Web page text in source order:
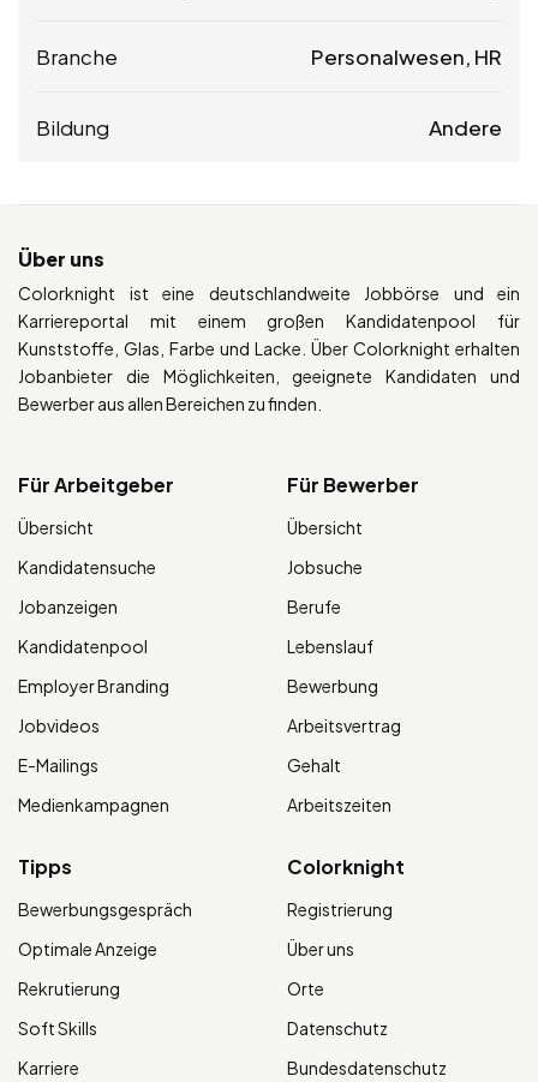
Branche Personalwesen, HR
Bildung Andere
Über uns
Colorknight ist eine deutschlandweite Jobbörse und ein
Karriereportal mit einem großen Kandidatenpool für
Kunststoffe, Glas, Farbe und Lacke. Über Colorknight erhalten
Jobanbieter die Möglichkeiten, geeignete Kandidaten und
Bewerber aus allen Bereichen zu finden.
Für Arbeitgeber
Übersicht
Kandidatensuche
Jobanzeigen
Kandidatenpool
Employer Branding
Jobvideos
E-Mailings
Medienkampagnen
Für Bewerber
Übersicht
Jobsuche
Berufe
Lebenslauf
Bewerbung
Arbeitsvertrag
Gehalt
Arbeitszeiten
Tipps
Bewerbungsgespräch
Optimale Anzeige
Rekrutierung
Soft Skills
Karriere
Colorknight
Registrierung
Über uns
Orte
Datenschutz
Bundesdatenschutz